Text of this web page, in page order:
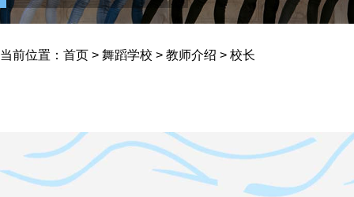
当前位置： 首页 > 舞蹈学校 > 教师介绍 > 校长